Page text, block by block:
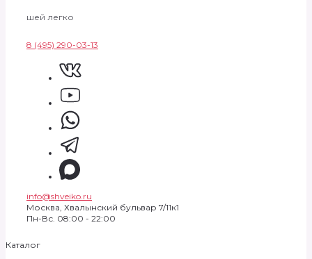
шей легко
8 (495) 290-03-13
info@shveiko.ru
Москва, Хвалынский бульвар 7/11к1
Пн-Вс. 08:00 - 22:00
Каталог